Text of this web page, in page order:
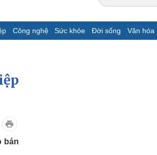
Công nghệ Sức khỏe Đời sống Văn hóa
nghiệp
nghiệp
bán